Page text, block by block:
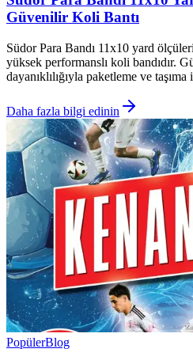
Güvenilir Koli Bantı
Südor Para Bandı 11x10 yard
yüksek performanslı koli bandıdır.
dayanıklılığıyla paketleme ve
Daha fazla bilgi edinin
PopülerBlog